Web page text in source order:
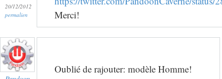
20/12/2012
permalien
Merci!
Oublié de rajouter: modèle Homme!